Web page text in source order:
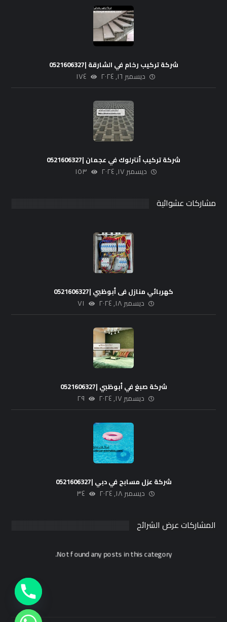
شركة تركيب رخام في الشارقة |0521606327
ديسمبر ١٦, ٢٠٢٤ ١٧٤
شركة تركيب أنترلوك في عجمان |0521606327
ديسمبر ١٧, ٢٠٢٤ ١٥٣
مشاركات عشوائية
كهربائي منازل فى أبوظبي |0521606327
ديسمبر ١٨, ٢٠٢٤ ٧١
شركة صبغ في أبوظبي |0521606327
ديسمبر ١٧, ٢٠٢٤ ٢٩
شركة عزل مسابح في دبي |0521606327
ديسمبر ١٨, ٢٠٢٤ ٣٤
المشاركات عرض الشرائح
Not found any posts in this category.